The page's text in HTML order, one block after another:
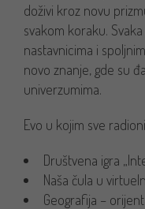
doživi kroz novu
svakom koraku.
nastavnicima i
novo znanje, gde su
univerzumima.
Evo u kojim sve
Društvena igra
Naša čula u
Geografija –